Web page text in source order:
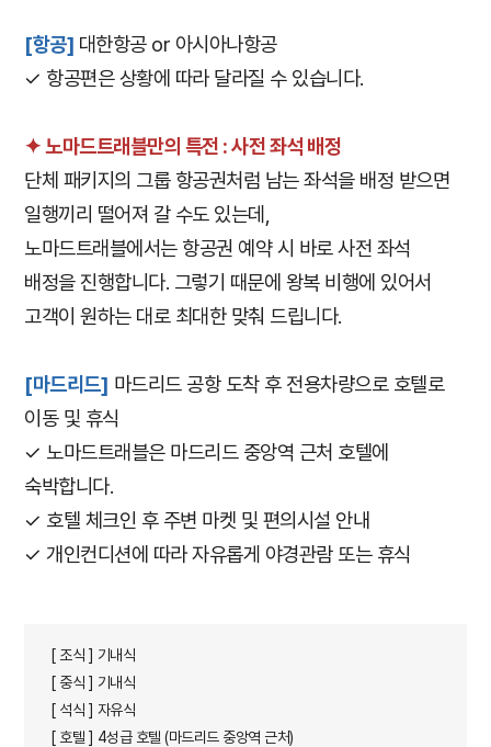
[항공] 대한항공 or 아시아나항공
✓ 항공편은 상황에 따라 달라질 수 있습니다.
✦​ 노마드트래블만의 특전 : 사전 좌석 배정
단체 패키지의 그룹 항공권처럼 남는 좌석을 배정 받으면
일행끼리 떨어져 갈 수도 있는데,
노마드트래블에서는 항공권 예약 시 바로 사전 좌석
배정을 진행합니다. 그렇기 때문에 왕복 비행에 있어서
고객이 원하는 대로 최대한 맞춰 드립니다.
[마드리드] 마드리드 공항 도착 후 전용차량으로 호텔로
이동 및 휴식
✓ 노마드트래블은 마드리드 중앙역 근처 호텔에
숙박합니다.
✓ 호텔 체크인 후 주변 마켓 및 편의시설 안내
✓ 개인컨디션에 따라 자유롭게 야경관람 또는 휴식
[ 조식 ] 기내식
[ 중식 ] 기내식
[ 석식 ] 자유식
[ 호텔 ] 4성급 호텔 (마드리드 중앙역 근처)